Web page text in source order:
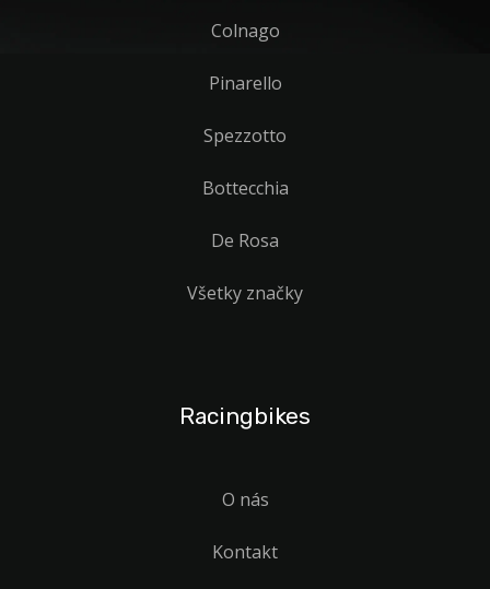
Colnago
Pinarello
Spezzotto
Bottecchia
De Rosa
Všetky značky
Racingbikes
O nás
Kontakt